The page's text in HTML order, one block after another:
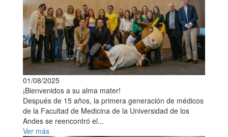
01/08/2025
¡Bienvenidos a su alma mater!
Después de 15 años, la primera generación de médicos
de la Facultad de Medicina de la Universidad de los
Andes se reencontró el...
Ver más